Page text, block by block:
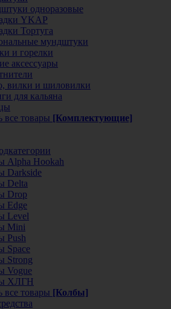
одноразовые
YKAP
Тортуга
мундштуки
и горелки
аксессуары
вилки и шиловилки
для кальяна
все товары [Комплектующие]
Alpha Hookah
Darkside
Delta
Drop
Edge
Level
Mini
Push
Space
Strong
Vogue
ХЛГН
все товары [Колбы]